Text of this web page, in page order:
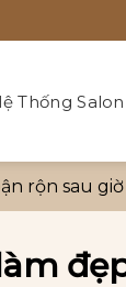
Thống Salon
rộn sau